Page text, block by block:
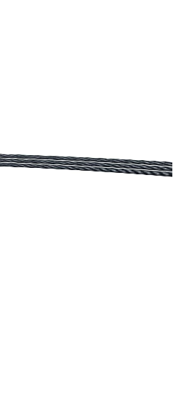
öne çıkar.